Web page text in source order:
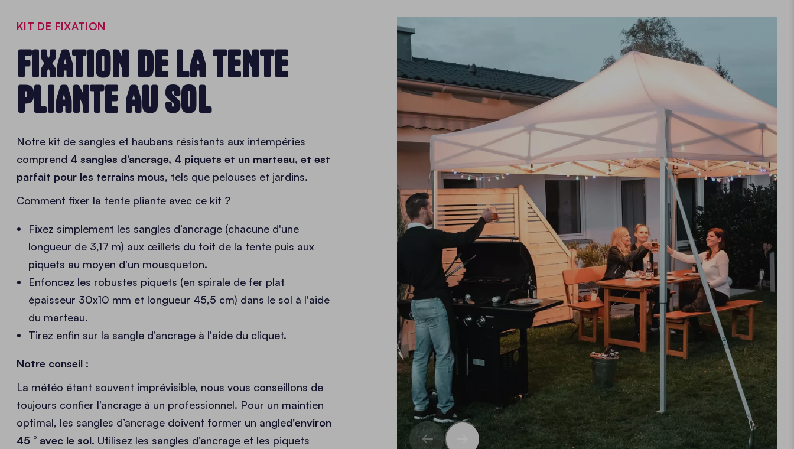
KIT DE FIXATION
FIXATION DE LA TENTE
PLIANTE AU SOL
Notre kit de sangles et haubans résistants aux intempéries
comprend 4 sangles d’ancrage, 4 piquets et un marteau, et est
parfait pour les terrains mous, tels que pelouses et jardins.
Comment fixer la tente pliante avec ce kit ?
Fixez simplement les sangles d’ancrage (chacune d'une
longueur de 3,17 m) aux œillets du toit de la tente puis aux
piquets au moyen d'un mousqueton.
Enfoncez les robustes piquets (en spirale de fer plat
épaisseur 30x10 mm et longueur 45,5 cm) dans le sol à l'aide
du marteau.
Tirez enfin sur la sangle d’ancrage à l'aide du cliquet.
Notre conseil :
La météo étant souvent imprévisible, nous vous conseillons de
toujours confier l’ancrage à un professionnel. Pour un maintien
optimal, les sangles d’ancrage doivent former un angled'environ
45 ° avec le sol. Utilisez les sangles d’ancrage et les piquets